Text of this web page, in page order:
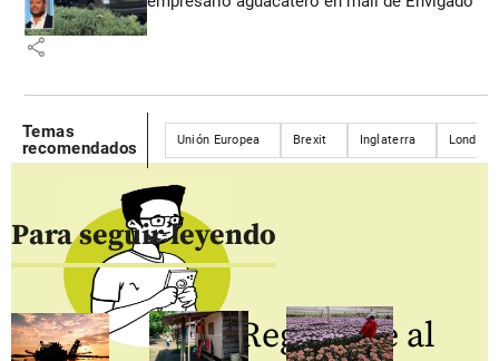
share
Temas
recomendados
Unión Europea Brexit Inglaterra Londres
Para seguir leyendo
Regístrate al